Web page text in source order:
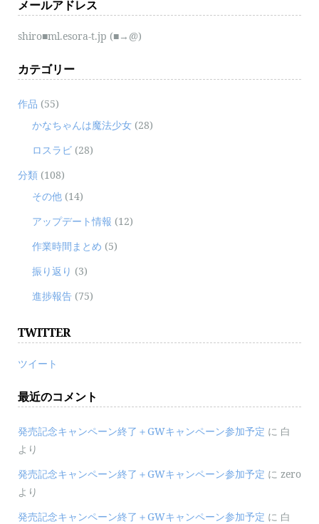
メールアドレス
shiro■ml.esora-t.jp (■→@)
カテゴリー
作品 (55)
かなちゃんは魔法少女 (28)
ロスラビ (28)
分類 (108)
その他 (14)
アップデート情報 (12)
作業時間まとめ (5)
振り返り (3)
進捗報告 (75)
TWITTER
ツイート
最近のコメント
発売記念キャンペーン終了＋GWキャンペーン参加予定 に 白
より
発売記念キャンペーン終了＋GWキャンペーン参加予定 に zero
より
発売記念キャンペーン終了＋GWキャンペーン参加予定 に 白